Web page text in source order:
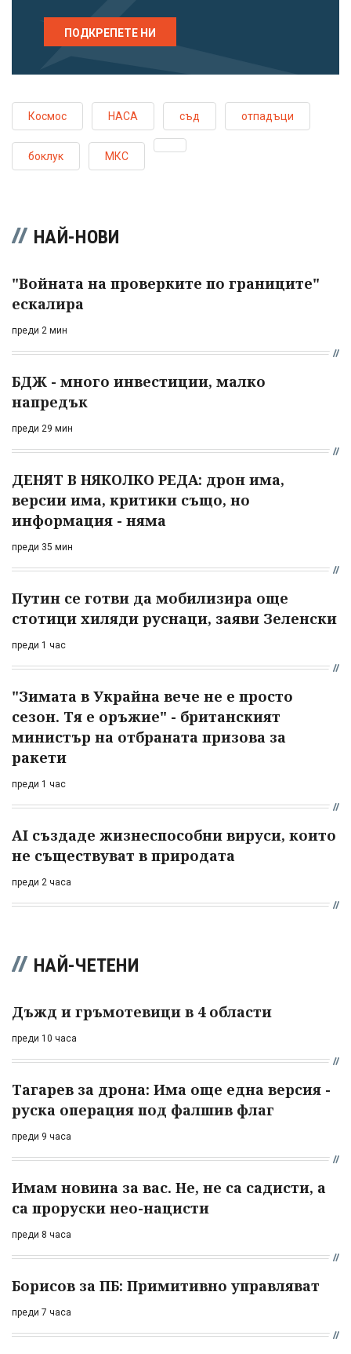
ПОДКРЕПЕТЕ НИ
Космос НАСА съд отпадъци
боклук МКС
НАЙ-НОВИ
"Войната на проверките по границите"
ескалира
преди 2 мин
БДЖ - много инвестиции, малко
напредък
преди 29 мин
ДЕНЯТ В НЯКОЛКО РЕДА: дрон има,
версии има, критики също, но
информация - няма
преди 35 мин
Путин се готви да мобилизира още
стотици хиляди руснаци, заяви Зеленски
преди 1 час
"Зимата в Украйна вече не е просто
сезон. Тя е оръжие" - британският
министър на отбраната призова за
ракети
преди 1 час
AI създаде жизнеспособни вируси, които
не съществуват в природата
преди 2 часа
НАЙ-ЧЕТЕНИ
Дъжд и гръмотевици в 4 области
преди 10 часа
Тагарев за дрона: Има още една версия -
руска операция под фалшив флаг
преди 9 часа
Имам новина за вас. Не, не са садисти, а
са проруски нео-нацисти
преди 8 часа
Борисов за ПБ: Примитивно управляват
преди 7 часа